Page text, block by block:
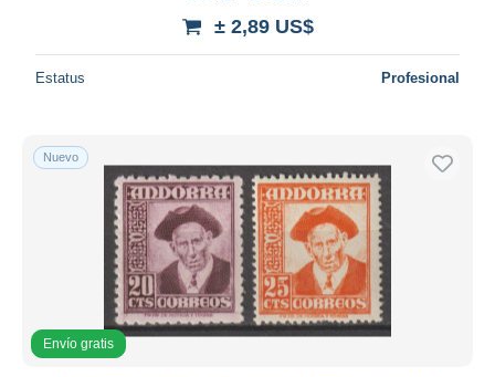
± 2,89 US$
Estatus Profesional
Nuevo
Envío gratis